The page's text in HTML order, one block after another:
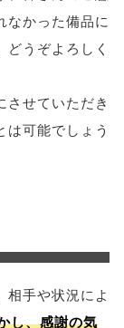
なかった備品に
うぞよろしく
させていただき
可能でしょう
相手や状況によ
し、感謝の気